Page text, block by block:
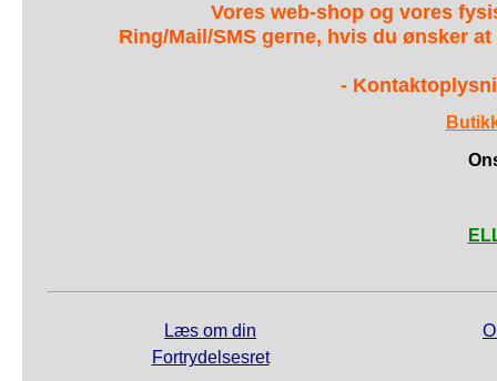
Vores web-shop og vores
Ring/Mail/SMS gerne, hvis du ønsker
-
Læs om din
Fortrydelsesret